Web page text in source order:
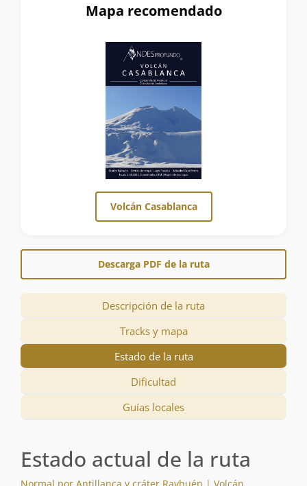
Mapa recomendado
Volcán Casablanca
Descarga PDF de la ruta
Descripción de la ruta
Tracks y mapa
Estado de la ruta
Dificultad
Guías locales
Estado actual de la ruta
Normal por Antillanca y cráter Rayhuén | Volcán